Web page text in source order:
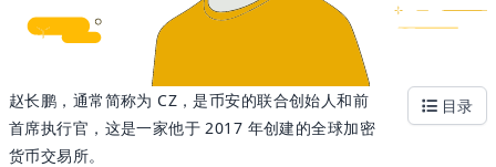
目录
赵长鹏，通常简称为 CZ，是币安的联合创始人和前
首席执行官，这是一家他于 2017 年创建的全球加密
货币交易所。